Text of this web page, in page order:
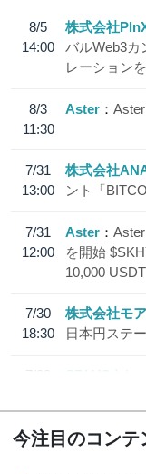
8/5
14:00
株式会社
バルWeb3カ
レーション
8/3
11:30
Aster
7/31
13:00
株式会社
ント「
7/31
12:00
Aster
を開始
10,000 USDT
7/30
18:30
株式会社モ
日本円ステ
7/29
SBI VCトレ
今注目のコンテ